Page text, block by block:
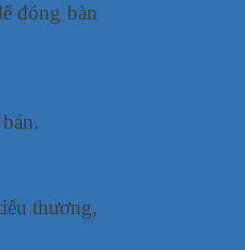
đóng bàn
thương,